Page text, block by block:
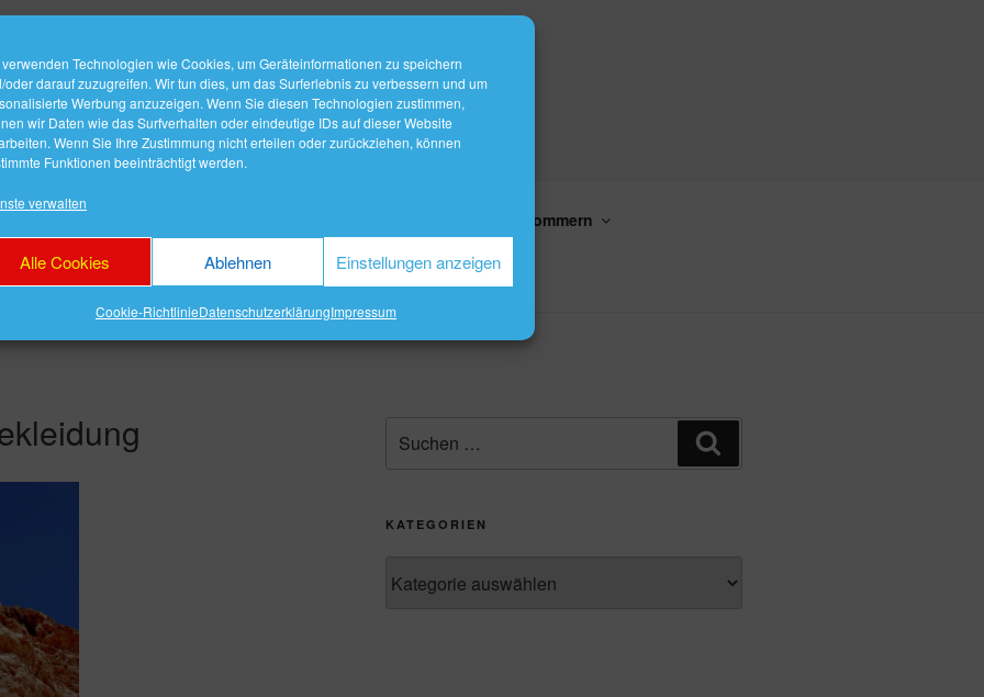
Technologien wie Cookies, um Geräteinformationen zu speichern
oder darauf zuzugreifen. Wir tun dies, um das Surferlebnis zu verbessern und um
Werbung anzuzeigen. Wenn Sie diesen Technologien zustimmen,
wir Daten wie das Surfverhalten oder eindeutige IDs auf dieser Website
Wenn Sie Ihre Zustimmung nicht erteilen oder zurückziehen, können
Funktionen beeinträchtigt werden.
verwalten
Alle Cookies Ablehnen Einstellungen anzeigen
Cookie-RichtlinieDatenschutzerklärungImpressum
GOMMERN
Immobilienmakler Gommern
nach:
KATEGORIEN